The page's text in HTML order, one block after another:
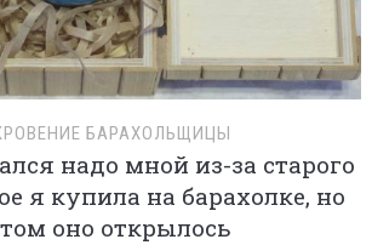
БАРАХОЛЬЩИЦЫ
надо мной из-за старого
я купила на барахолке, но
оно открылось